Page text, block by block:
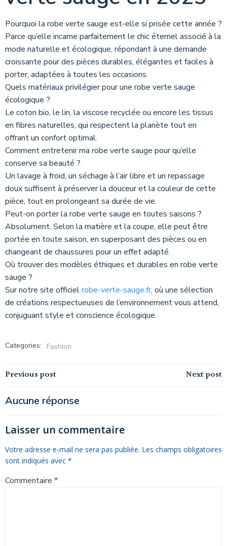
Pourquoi la robe verte sauge est-elle si prisée cette année ?
Parce qu’elle incarne parfaitement le chic éternel associé à la
mode naturelle et écologique, répondant à une demande
croissante pour des pièces durables, élégantes et faciles à
porter, adaptées à toutes les occasions.
Quels matériaux privilégier pour une robe verte sauge
écologique ?
Le coton bio, le lin, la viscose recyclée ou encore les tissus
en fibres naturelles, qui respectent la planète tout en
offrant un confort optimal.
Comment entretenir ma robe verte sauge pour qu’elle
conserve sa beauté ?
Un lavage à froid, un séchage à l’air libre et un repassage
doux suffisent à préserver la douceur et la couleur de cette
pièce, tout en prolongeant sa durée de vie.
Peut-on porter la robe verte sauge en toutes saisons ?
Absolument. Selon la matière et la coupe, elle peut être
portée en toute saison, en superposant des pièces ou en
changeant de chaussures pour un effet adapté.
Où trouver des modèles éthiques et durables en robe verte
sauge ?
Sur notre site officielrobe-verte-sauge.fr, où une sélection
de créations respectueuses de l’environnement vous attend,
conjuguant style et conscience écologique.
Categories: Fashion
Navigation
de
l’article
Previous post Navigation
l’article
Next post
Aucune réponse
Laisser un commentaire
Votre adresse e-mail ne sera pas publiée. Les champs obligatoires
sont indiqués avec *
Commentaire *